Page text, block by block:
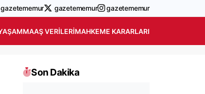
gazetememur gazetememur gazetememur
MAAŞ VERILERIMAHKEME KARARLARI
Son Dakika